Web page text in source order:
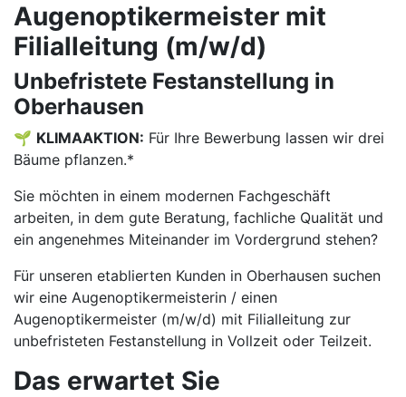
Augenoptikermeister mit
Filialleitung (m/w/d)
Unbefristete Festanstellung in
Oberhausen
🌱 KLIMAAKTION: Für Ihre Bewerbung lassen wir drei
Bäume pflanzen.*
Sie möchten in einem modernen Fachgeschäft
arbeiten, in dem gute Beratung, fachliche Qualität und
ein angenehmes Miteinander im Vordergrund stehen?
Für unseren etablierten Kunden in Oberhausen suchen
wir eine Augenoptikermeisterin / einen
Augenoptikermeister (m/w/d) mit Filialleitung zur
unbefristeten Festanstellung in Vollzeit oder Teilzeit.
Das erwartet Sie